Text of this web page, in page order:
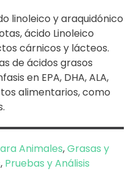
linoleico y araquidónico
ácido Linoleico
cárnicos y lácteos.
de ácidos grasos
en EPA, DHA, ALA,
alimentarios, como
Animales,Grasas y
, Pruebas y Análisis